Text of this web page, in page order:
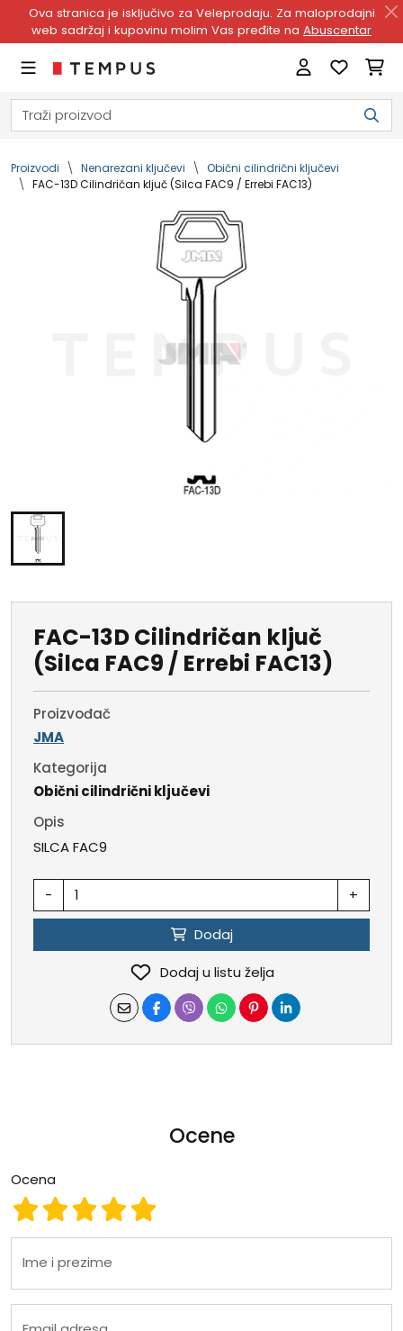
Ova stranica je isključivo za Veleprodaju. Za maloprodajni
web sadržaj i kupovinu molim Vas pređite na Abuscentar
Proizvodi Nenarezani ključevi
Obični cilindrični ključevi
FAC-13D Cilindričan ključ (Silca FAC9 / Errebi FAC13)
FAC-13D Cilindričan ključ
(Silca FAC9 / Errebi FAC13)
Proizvođač
JMA
Kategorija
Obični cilindrični ključevi
Opis
SILCA FAC9
- +
Dodaj
Dodaj u listu želja
Ocene
Ocena
Ocena 5
Ocena 4
Ocena 3
Ocena 2
Ocena 1
Ime i prezime